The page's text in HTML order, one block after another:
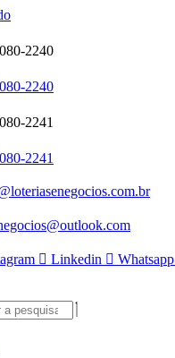
2240
2240
2241
2241
Linkedin Whatsapp